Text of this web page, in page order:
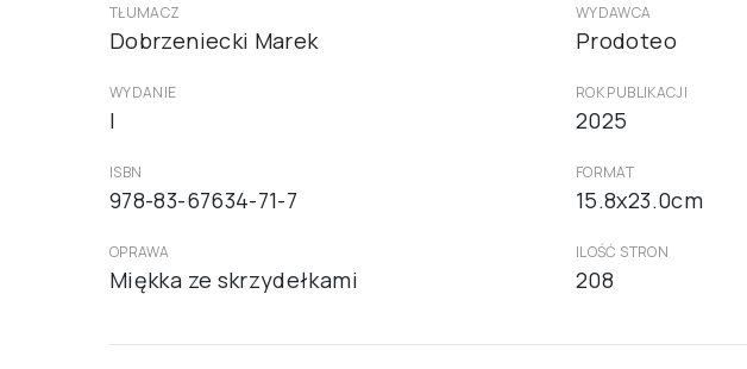
TŁUMACZ
Dobrzeniecki Marek
WYDAWCA
Prodoteo
WYDANIE
I
ROK PUBLIKACJI
2025
ISBN
978-83-67634-71-7
FORMAT
15.8x23.0cm
OPRAWA
Miękka ze skrzydełkami
ILOŚĆ STRON
208